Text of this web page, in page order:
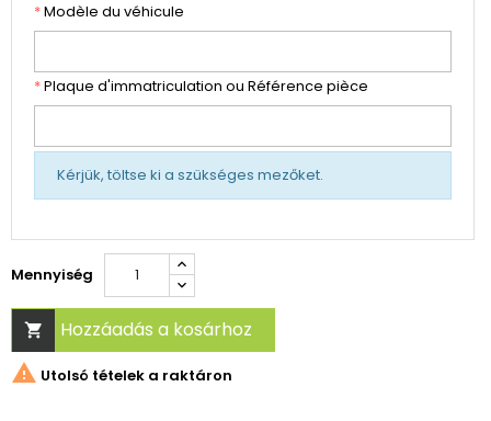
*Modèle du véhicule
*Plaque d'immatriculation ou Référence pièce
Kérjük, töltse ki a szükséges mezőket.
Mennyiség
 Hozzáadás a kosárhoz
 Utolsó tételek a raktáron